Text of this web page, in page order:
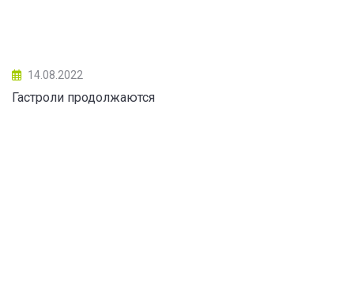
14.08.2022
Гастроли продолжаются